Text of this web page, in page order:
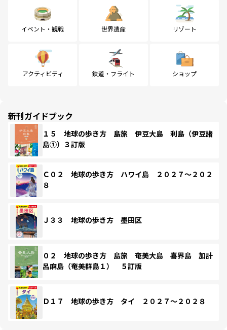
イベント・観戦 世界遺産 リゾート
アクティビティ 鉄道・フライト ショップ
新刊ガイドブック
１５ 地球の歩き方 島旅 伊豆大島 利島（伊豆諸
島①）３訂版
Ｃ０２ 地球の歩き方 ハワイ島 ２０２７～２０２
８
Ｊ３３ 地球の歩き方 墨田区
０２ 地球の歩き方 島旅 奄美大島 喜界島 加計
呂麻島（奄美群島１） ５訂版
Ｄ１７ 地球の歩き方 タイ ２０２７～２０２８